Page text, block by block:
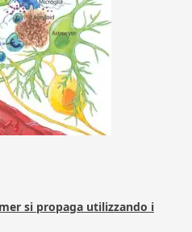
si propaga utilizzando i